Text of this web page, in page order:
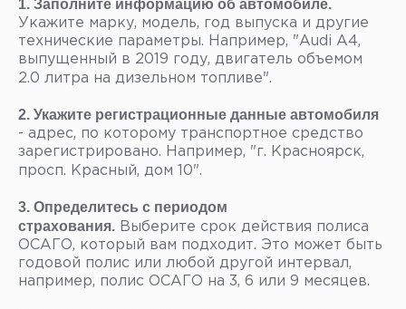
1. Заполните информацию об автомобиле.
Укажите марку, модель, год выпуска и другие
технические параметры. Например, "Audi A4,
выпущенный в 2019 году, двигатель объемом
2.0 литра на дизельном топливе".
2. Укажите регистрационные данные автомобиля
- адрес, по которому транспортное средство
зарегистрировано. Например, "г. Красноярск,
просп. Красный, дом 10".
3. Определитесь с периодом
страхования. Выберите срок действия полиса
ОСАГО, который вам подходит. Это может быть
годовой полис или любой другой интервал,
например, полис ОСАГО на 3, 6 или 9 месяцев.